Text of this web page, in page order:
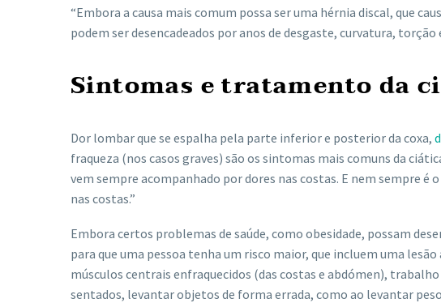
“Embora a causa mais comum possa ser uma hérnia discal, que
podem ser desencadeados por anos de desgaste, curvatura,
Sintomas e tratamento da
Dor lombar que se espalha pela parte inferior e posterior da coxa,
fraqueza (nos casos graves) são os sintomas mais comuns da
vem sempre acompanhado por dores nas costas. E nem sempre é
nas costas.”
Embora certos problemas de saúde, como obesidade, possam
para que uma pessoa tenha um risco maior, que incluem uma
músculos centrais enfraquecidos (das costas e abdómen),
sentados, levantar objetos de forma errada, como ao levantar